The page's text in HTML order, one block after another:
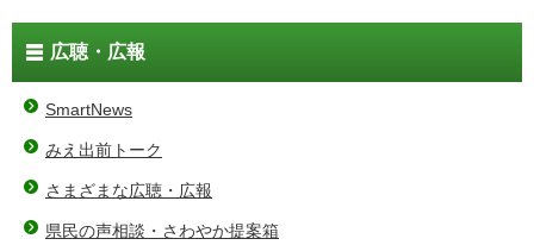
広聴・広報
SmartNews
みえ出前トーク
さまざまな広聴・広報
県民の声相談・さわやか提案箱